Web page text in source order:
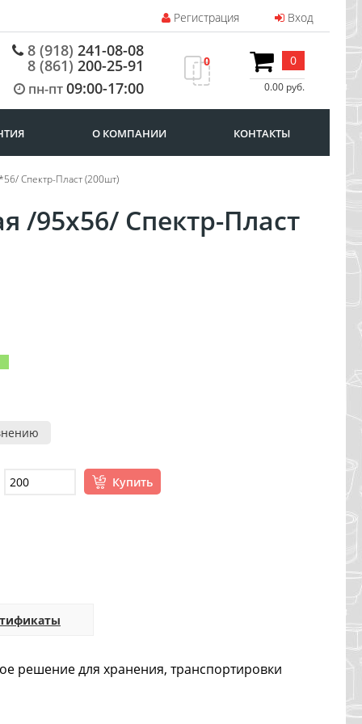
Регистрация Вход
8 (918) 241-08-08
8 (861) 200-25-91
пн-пт09:00-17:00
0 0
0.00 руб.
О КОМПАНИИ КОНТАКТЫ
Спектр-Пласт (200шт)
/95х56/ Спектр-Пласт
Купить
решение для хранения, транспортировки